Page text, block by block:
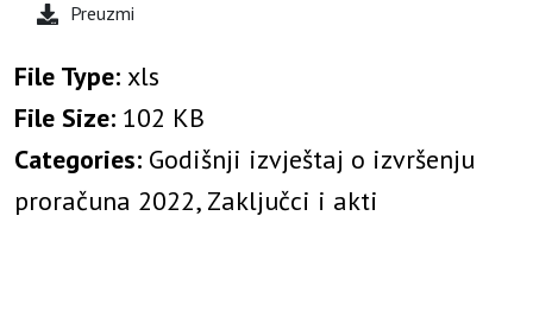
Preuzmi
File Type: xls
File Size: 102 KB
Categories: Godišnji izvještaj o izvršenju
proračuna 2022, Zaključci i akti